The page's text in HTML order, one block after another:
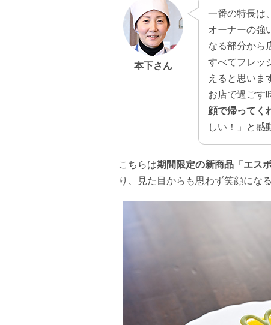
本下さん
一番の特長は、
オーナーの強
なる部分から
すべてフレッ
えると思いま
お店で過ごす
顔で帰ってく
しい！」と感
こちらは期間限定の新商品「エスポ
り、見た目からも思わず笑顔にな